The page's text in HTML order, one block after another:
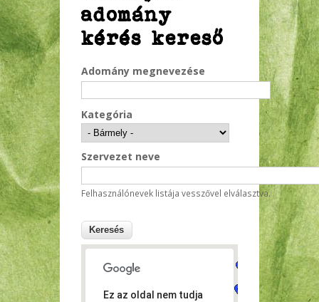
adomány
kérés kereső
Adomány megnevezése
Kategória
Szervezet neve
Felhasználónevek listája vesszővel elválasztva.
Ez az oldal nem tudja